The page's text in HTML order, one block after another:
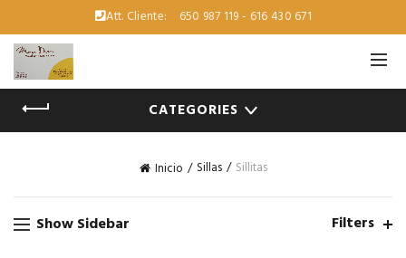
Att. Cliente: 650 987 119 - 616 430 671
CATEGORIES
Inicio Sillas Sillitas
Show Sidebar Filters